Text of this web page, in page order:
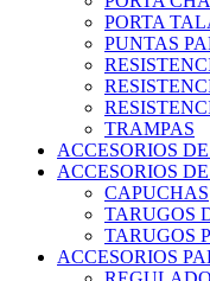
PORTA
PUNTAS
TRAMPAS
ACCESORIOS
ACCESORIOS
CAPUCHAS
TARUGOS
TARUGOS
ACCESORIOS